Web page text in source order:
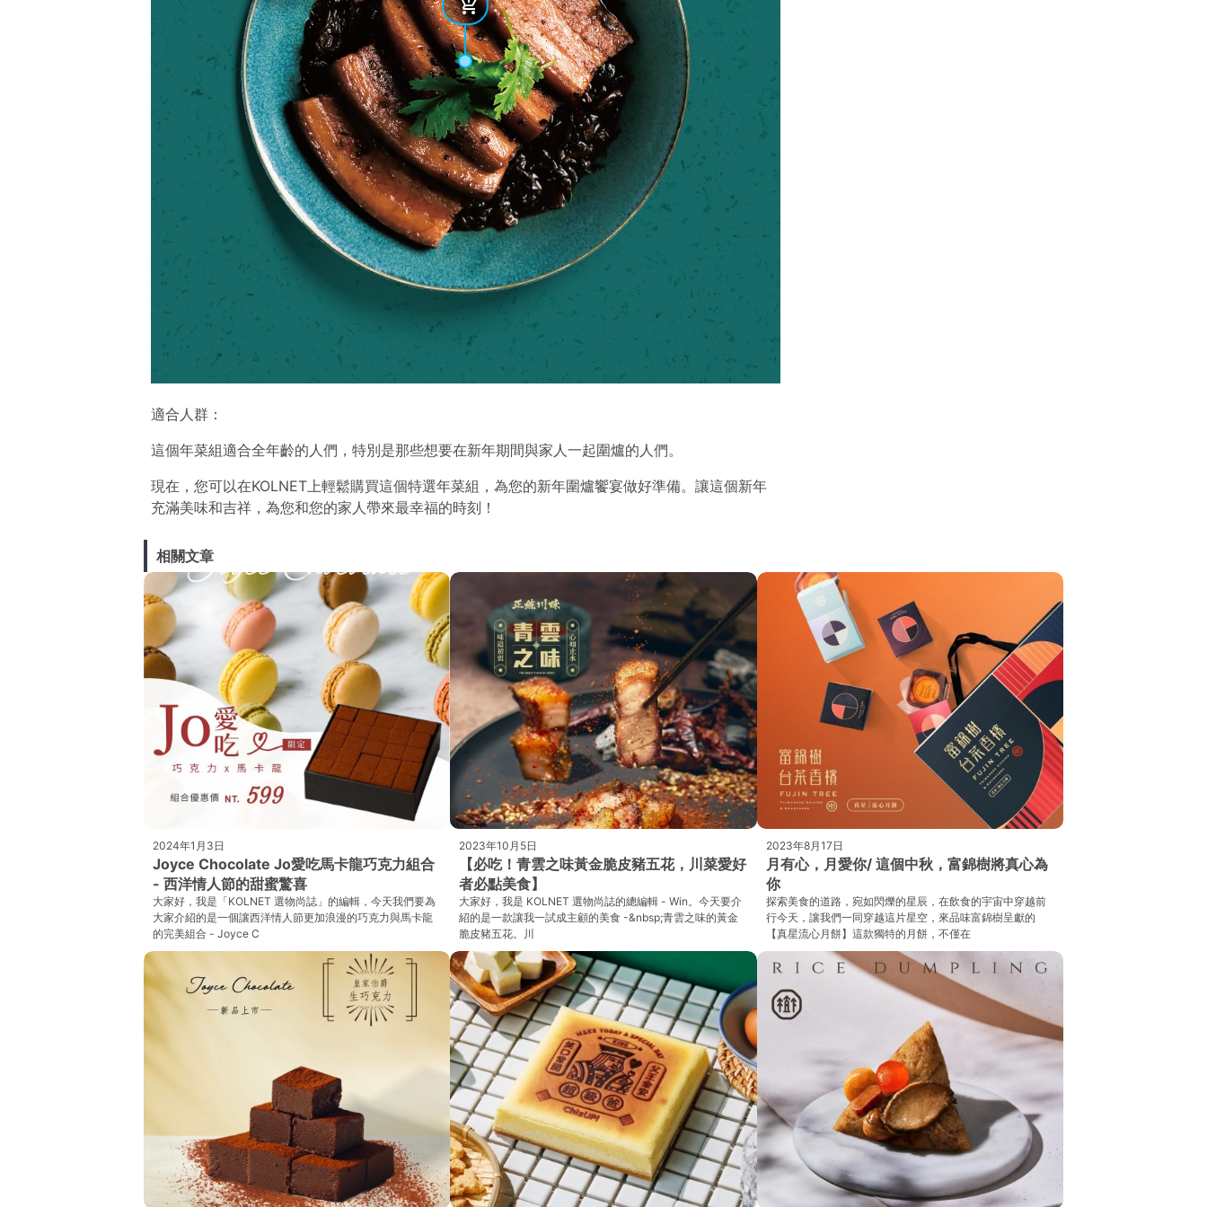
適合人群：
這個年菜組適合全年齡的人們，特別是那些想要在新年期間與家人一起圍爐的人們。
現在，您可以在KOLNET上輕鬆購買這個特選年菜組，為您的新年圍爐饗宴做好準備。讓這個新年
充滿美味和吉祥，為您和您的家人帶來最幸福的時刻！
相關文章
2024年1月3日
Joyce Chocolate Jo愛吃馬卡龍巧克力組合
- 西洋情人節的甜蜜驚喜
大家好，我是「KOLNET 選物尚誌」的編輯，今天我們要為
大家介紹的是一個讓西洋情人節更加浪漫的巧克力與馬卡龍
的完美組合 - Joyce C
2023年10月5日
【必吃！青雲之味黃金脆皮豬五花，川菜愛好
者必點美食】
大家好，我是 KOLNET 選物尚誌的總編輯 - Win。今天要介
紹的是一款讓我一試成主顧的美食 -&nbsp;青雲之味的黃金
脆皮豬五花。川
2023年8月17日
月有心，月愛你/ 這個中秋，富錦樹將真心為
你
探索美食的道路，宛如閃爍的星辰，在飲食的宇宙中穿越前
行今天，讓我們一同穿越這片星空，來品味富錦樹呈獻的
【真星流心月餅】這款獨特的月餅，不僅在